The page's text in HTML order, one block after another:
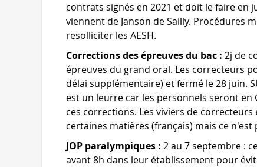
contrats signés en 2021 et doit le faire en
viennent de Janson de Sailly. Procédures
resolliciter les AESH.
Corrections des épreuves du bac : 2j de
épreuves du grand oral. Les correcteurs
délai supplémentaire) et fermé le 28 juin.
est un leurre car les personnels seront
ces corrections. Les viviers de
certaines matières (français) mais ce n'est
JOP paralympiques : 2 au 7 septembre :
avant 8h dans leur établissement pour